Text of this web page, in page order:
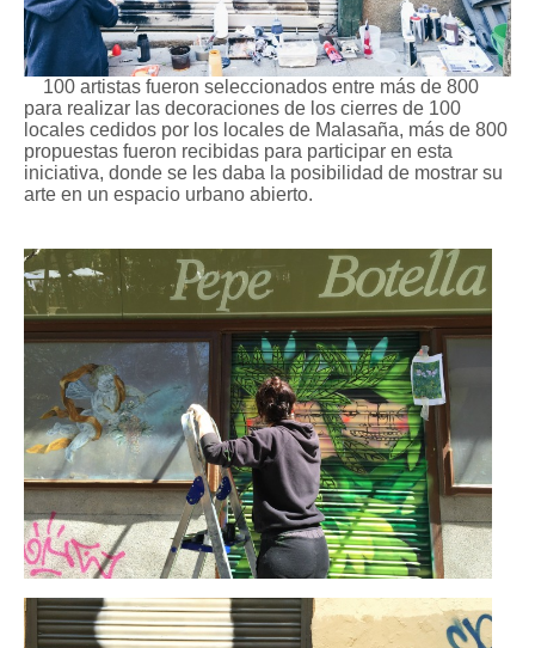
100 artistas fueron seleccionados entre más de 800
para realizar las decoraciones de los cierres de 100
locales cedidos por los locales de Malasaña, más de 800
propuestas fueron recibidas para participar en esta
iniciativa, donde se les daba la posibilidad de mostrar su
arte en un espacio urbano abierto.